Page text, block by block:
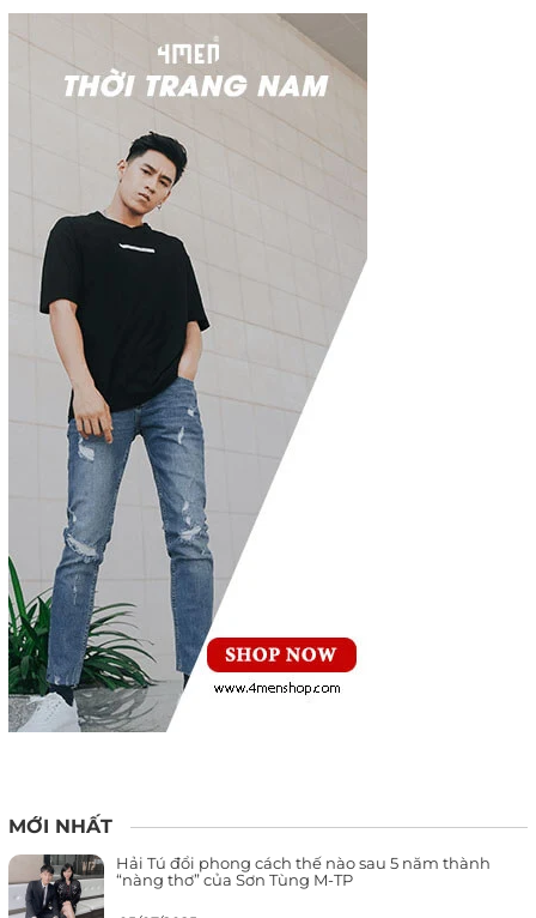
MỚI NHẤT
Hải Tú đổi phong cách thế nào sau 5 năm thành
“nàng thơ” của Sơn Tùng M-TP